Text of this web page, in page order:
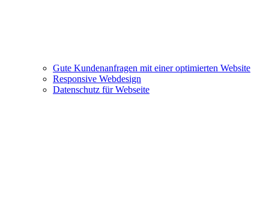
Gute Kundenanfragen mit einer optimierten Website
Responsive Webdesign
Datenschutz für Webseite